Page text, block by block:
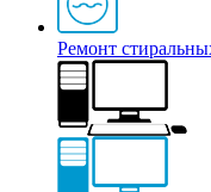
Ремонт